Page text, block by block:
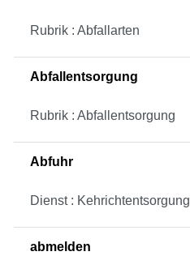
Rubrik : Abfallarten
Abfallentsorgung
Rubrik : Abfallentsorgung
Abfuhr
Dienst : Kehrichtentsorgung
abmelden